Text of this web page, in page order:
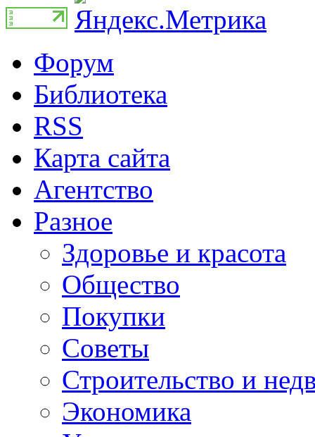
Форум
Библиотека
RSS
Карта сайта
Агентство
Разное
Здоровье и красота
Общество
Покупки
Советы
Строительство и
Экономика